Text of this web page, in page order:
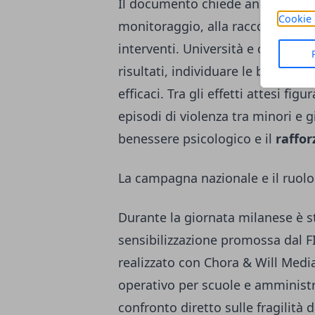
Cookie
Il documento chiede anche di
monitoraggio, alla raccolta dati
interventi. Università e centri di
risultati, individuare le buone
efficaci. Tra gli effetti attesi
episodi di violenza tra minori e
benessere psicologico e il
La campagna nazionale e il
Durante la giornata milanese è
sensibilizzazione promossa dal
realizzato con Chora & Will
operativo per scuole e
confronto diretto sulle fragilità